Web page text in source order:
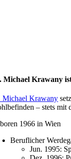
Michael Krawany
Michael Krawany
– stets mit
1966 in Wien
Beruflicher
Jun. 1995: